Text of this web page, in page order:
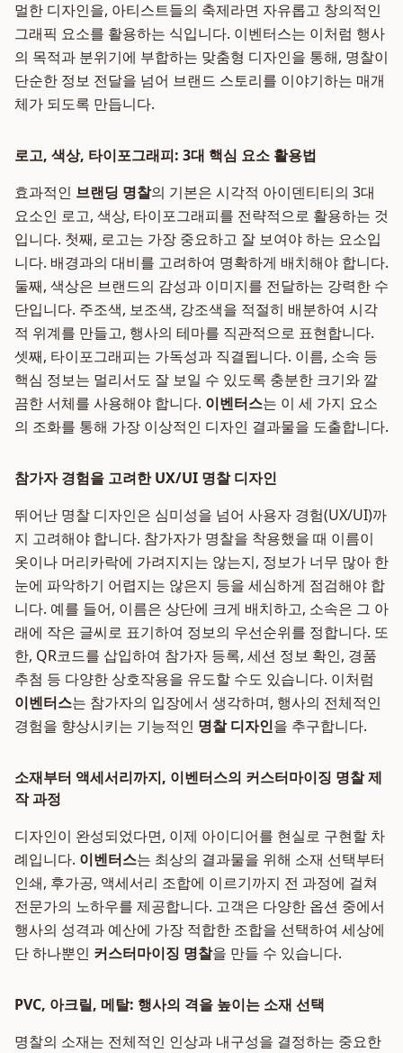
멀한 디자인을, 아티스트들의 축제라면 자유롭고 창의적인
그래픽 요소를 활용하는 식입니다. 이벤터스는 이처럼 행사
의 목적과 분위기에 부합하는 맞춤형 디자인을 통해, 명찰이
단순한 정보 전달을 넘어 브랜드 스토리를 이야기하는 매개
체가 되도록 만듭니다.
로고, 색상, 타이포그래피: 3대 핵심 요소 활용법
효과적인 브랜딩 명찰의 기본은 시각적 아이덴티티의 3대
요소인 로고, 색상, 타이포그래피를 전략적으로 활용하는 것
입니다. 첫째, 로고는 가장 중요하고 잘 보여야 하는 요소입
니다. 배경과의 대비를 고려하여 명확하게 배치해야 합니다.
둘째, 색상은 브랜드의 감성과 이미지를 전달하는 강력한 수
단입니다. 주조색, 보조색, 강조색을 적절히 배분하여 시각
적 위계를 만들고, 행사의 테마를 직관적으로 표현합니다.
셋째, 타이포그래피는 가독성과 직결됩니다. 이름, 소속 등
핵심 정보는 멀리서도 잘 보일 수 있도록 충분한 크기와 깔
끔한 서체를 사용해야 합니다. 이벤터스는 이 세 가지 요소
의 조화를 통해 가장 이상적인 디자인 결과물을 도출합니다.
참가자 경험을 고려한 UX/UI 명찰 디자인
뛰어난 명찰 디자인은 심미성을 넘어 사용자 경험(UX/UI)까
지 고려해야 합니다. 참가자가 명찰을 착용했을 때 이름이
옷이나 머리카락에 가려지지는 않는지, 정보가 너무 많아 한
눈에 파악하기 어렵지는 않은지 등을 세심하게 점검해야 합
니다. 예를 들어, 이름은 상단에 크게 배치하고, 소속은 그 아
래에 작은 글씨로 표기하여 정보의 우선순위를 정합니다. 또
한, QR코드를 삽입하여 참가자 등록, 세션 정보 확인, 경품
추첨 등 다양한 상호작용을 유도할 수도 있습니다. 이처럼
이벤터스는 참가자의 입장에서 생각하며, 행사의 전체적인
경험을 향상시키는 기능적인 명찰 디자인을 추구합니다.
소재부터 액세서리까지, 이벤터스의 커스터마이징 명찰 제
작 과정
디자인이 완성되었다면, 이제 아이디어를 현실로 구현할 차
례입니다. 이벤터스는 최상의 결과물을 위해 소재 선택부터
인쇄, 후가공, 액세서리 조합에 이르기까지 전 과정에 걸쳐
전문가의 노하우를 제공합니다. 고객은 다양한 옵션 중에서
행사의 성격과 예산에 가장 적합한 조합을 선택하여 세상에
단 하나뿐인 커스터마이징 명찰을 만들 수 있습니다.
PVC, 아크릴, 메탈: 행사의 격을 높이는 소재 선택
명찰의 소재는 전체적인 인상과 내구성을 결정하는 중요한